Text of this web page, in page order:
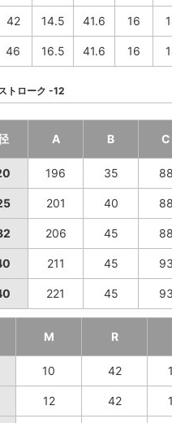
42 14.5 41.6 16
46 16.5 41.6 16
トローク -12
A B C
196 35
201 40
206 45
211 45
221 45
M R
10 42
12 42